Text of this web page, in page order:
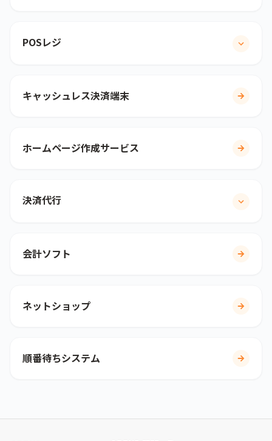
POSレジ
キャッシュレス決済端末
ホームページ作成サービス
決済代行
会計ソフト
ネットショップ
順番待ちシステム